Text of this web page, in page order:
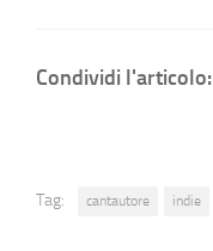
Condividi l'articolo:
Tag: cantautore indie